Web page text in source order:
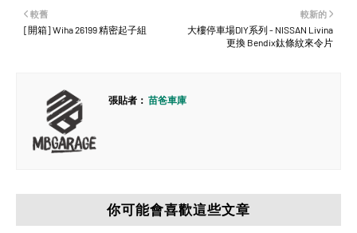
較新的
大樓停車場DIY系列 - NISSAN Livina
更換 Bendix鈦條紋來令片
較舊
[開箱] Wiha 26199 精密起子組
張貼者： 苗爸車庫
你可能會喜歡這些文章